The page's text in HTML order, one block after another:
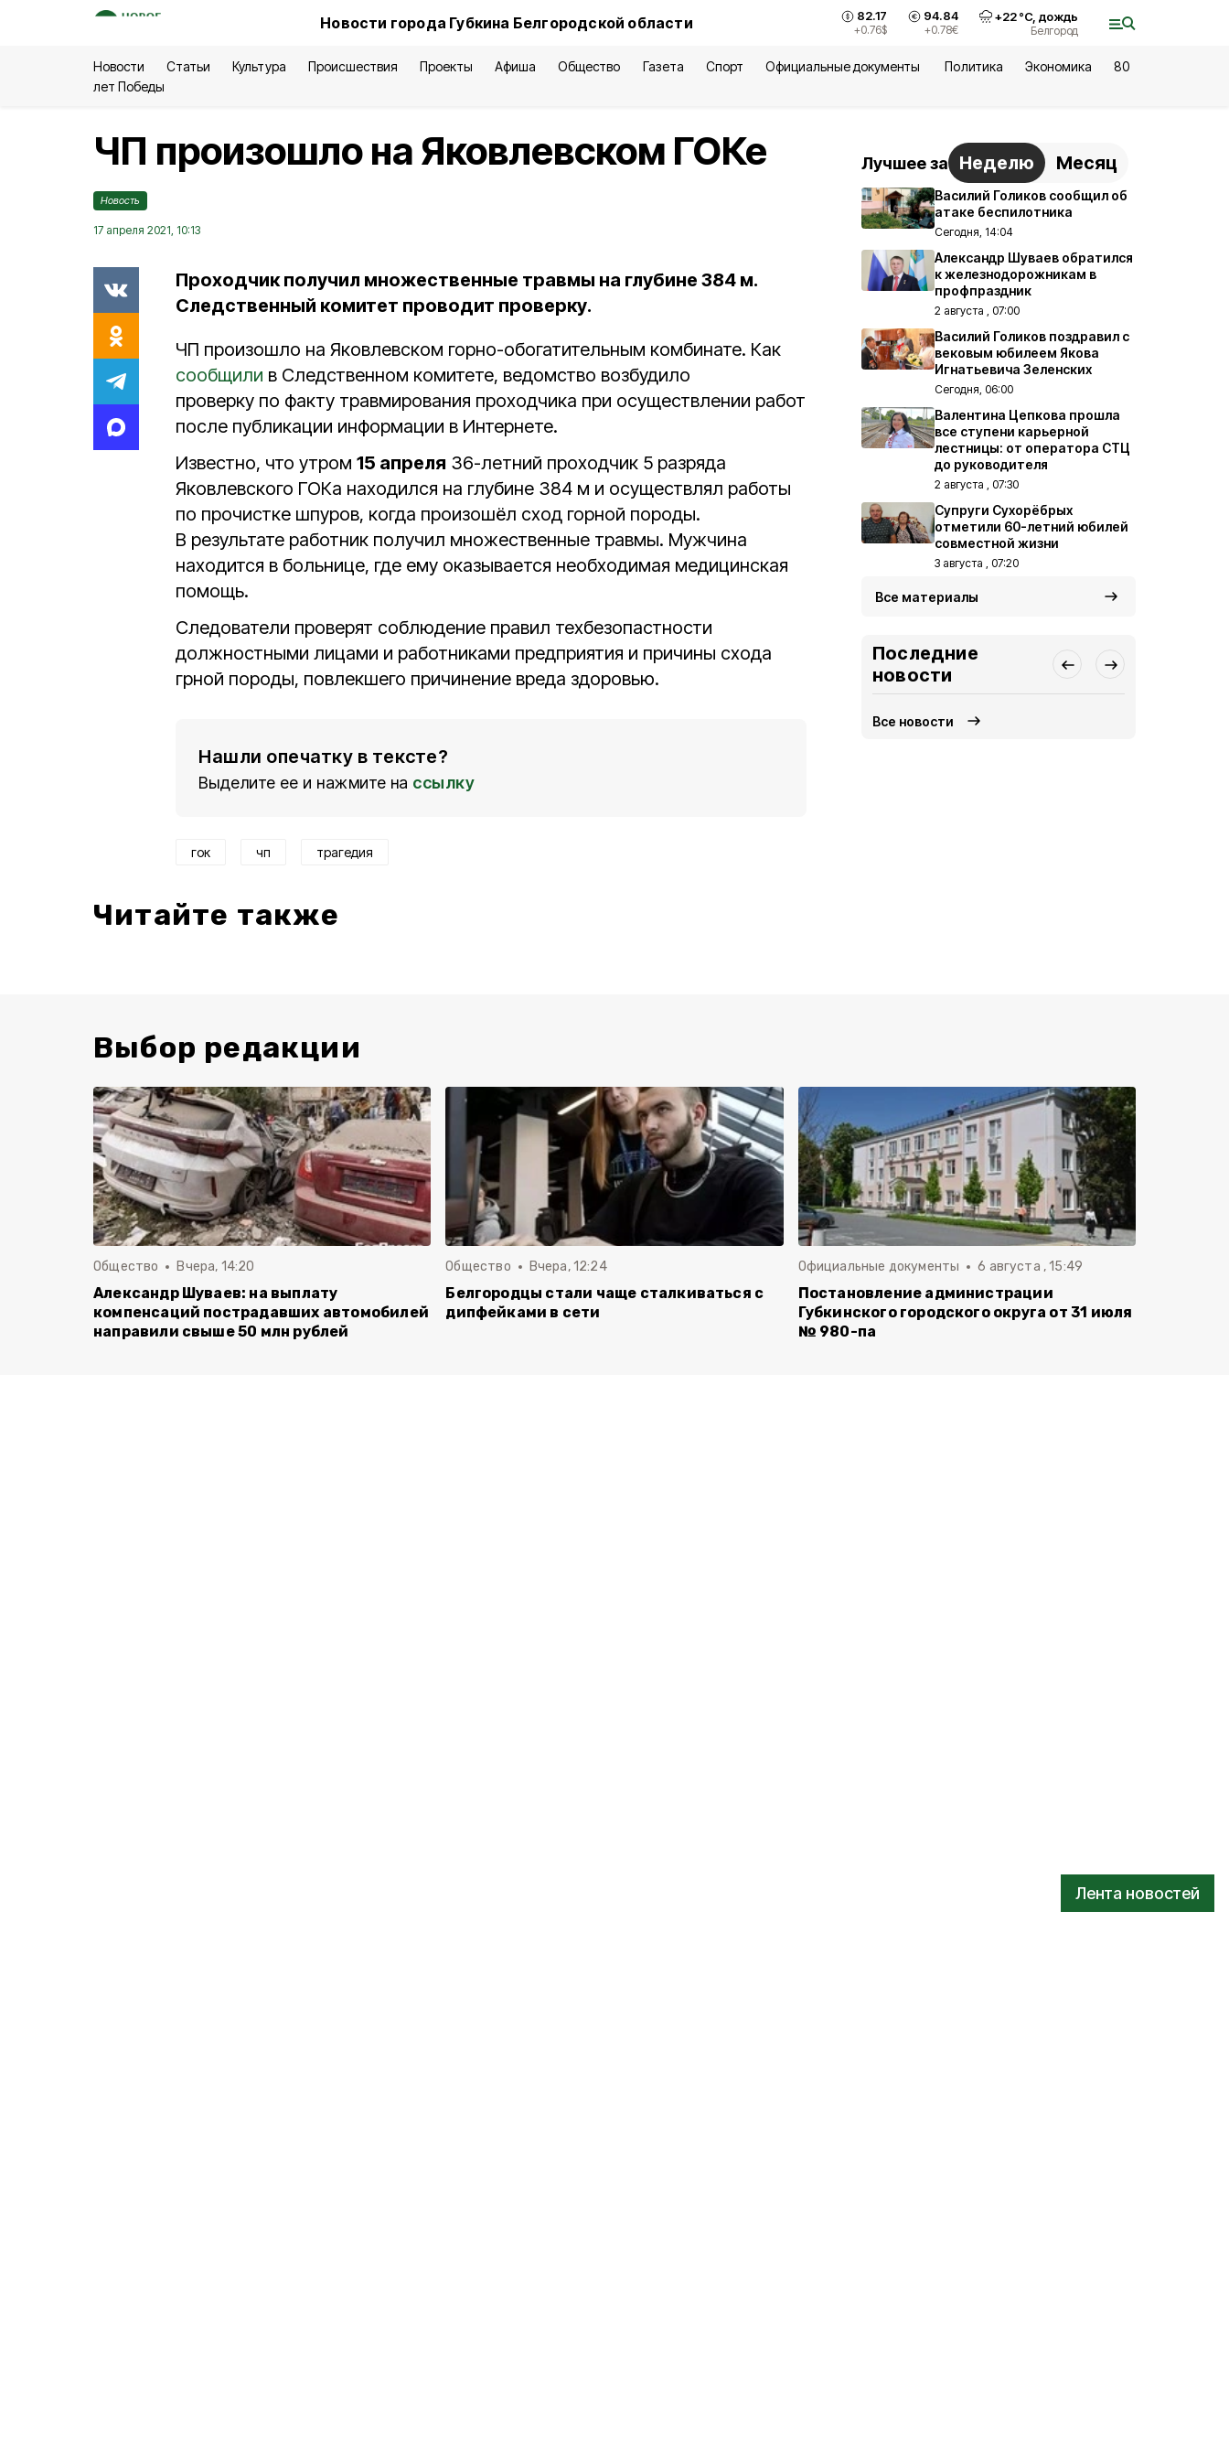
Новости города Губкина Белгородской области 82.17
+0.76$
94.84
+0.78€
+22°С, дождь
Белгород
Новости Статьи Культура Происшествия Проекты Афиша Общество Газета Спорт Официальные документы Политика Экономика
80
лет Победы
Лента новостей
ЧП произошло на Яковлевском ГОКе
Новость
17 апреля 2021, 10:13
Проходчик получил множественные травмы на глубине 384 м.
Следственный комитет проводит проверку.
ЧП произошло на Яковлевском горно-обогатительным комбинате. Как
сообщили в Следственном комитете, ведомство возбудило
проверку по факту травмирования проходчика при осуществлении работ
после публикации информации в Интернете.
Известно, что утром 15 апреля 36-летний проходчик 5 разряда
Яковлевского ГОКа находился на глубине 384 м и осуществлял работы
по прочистке шпуров, когда произошёл сход горной породы.
В результате работник получил множественные травмы. Мужчина
находится в больнице, где ему оказывается необходимая медицинская
помощь.
Следователи проверят соблюдение правил техбезопастности
должностными лицами и работниками предприятия и причины схода
грной породы, повлекшего причинение вреда здоровью.
Нашли опечатку в тексте?
Выделите ее и нажмите на ссылку
гок чп трагедия
Читайте также
Лучшее за Неделю Месяц
Василий Голиков сообщил об
атаке беспилотника
Сегодня, 14:04
Александр Шуваев обратился
к железнодорожникам в
профпраздник
2 августа , 07:00
Василий Голиков поздравил с
вековым юбилеем Якова
Игнатьевича Зеленских
Сегодня, 06:00
Валентина Цепкова прошла
все ступени карьерной
лестницы: от оператора СТЦ
до руководителя
2 августа , 07:30
Супруги Сухорёбрых
отметили 60-летний юбилей
совместной жизни
3 августа , 07:20
Все материалы
Последние
новости
Все новости
Выбор редакции
Общество Вчера, 14:20
Александр Шуваев: на выплату
компенсаций пострадавших автомобилей
направили свыше 50 млн рублей
Общество Вчера, 12:24
Белгородцы стали чаще сталкиваться с
дипфейками в сети
Официальные документы 6 августа , 15:49
Постановление администрации
Губкинского городского округа от 31 июля
№ 980-па